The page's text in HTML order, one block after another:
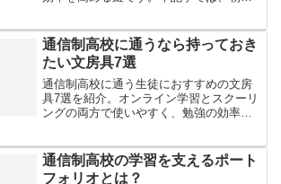
るポイントを紹介します。
通信制高校に通うなら持っておき
たい文房具7選
通信制高校に通う生徒におすすめの文房
具7選を紹介。オンライン学習とスクーリ
ングの両方で使いやすく、勉強の効率や
通信制高校の学習を支えるポート
フォリオとは？